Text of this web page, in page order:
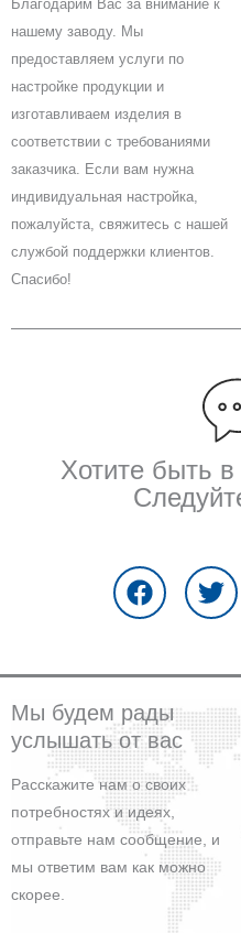
Благодарим Вас за внимание к
нашему заводу. Мы
предоставляем услуги по
настройке продукции и
изготавливаем изделия в
соответствии с требованиями
заказчика. Если вам нужна
индивидуальная настройка,
пожалуйста, свяжитесь с нашей
службой поддержки клиентов.
Спасибо!
Хотите быть
a
c
e
o
o
k
w
i
t
e
r
Мы будем рады
услышать от вас
Расскажите нам о своих
потребностях и идеях,
отправьте нам сообщение, и
мы ответим вам как можно
скорее.